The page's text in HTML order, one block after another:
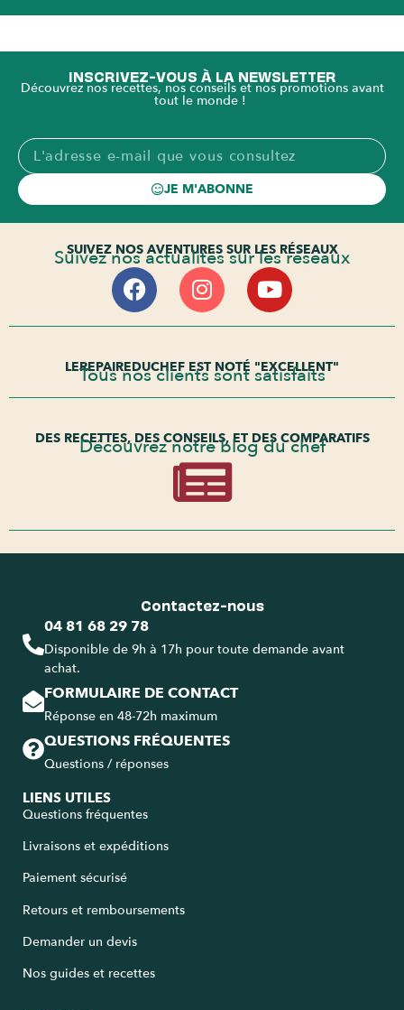
INSCRIVEZ-VOUS À LA NEWSLETTER
Découvrez nos recettes, nos conseils et nos promotions avant
tout le monde !
JE M'ABONNE
SUIVEZ NOS AVENTURES SUR LES RÉSEAUX
Suivez nos actualités sur les réseaux
LEREPAIREDUCHEF EST NOTÉ "EXCELLENT"
Tous nos clients sont satisfaits
DES RECETTES, DES CONSEILS, ET DES COMPARATIFS
Découvrez notre blog du chef
Contactez-nous
04 81 68 29 78
Disponible de 9h à 17h pour toute demande avant
achat.
FORMULAIRE DE CONTACT
Réponse en 48-72h maximum
QUESTIONS FRÉQUENTES
Questions / réponses
LIENS UTILES
Questions fréquentes
Livraisons et expéditions
Paiement sécurisé
Retours et remboursements
Demander un devis
Nos guides et recettes